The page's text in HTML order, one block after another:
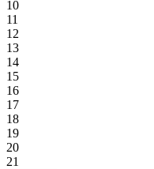
10
11
12
13
14
15
16
17
18
19
20
21